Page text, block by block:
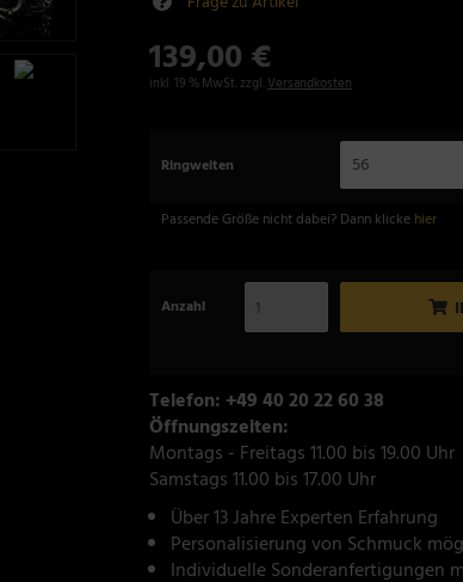
139,00 €
inkl. 19 % MwSt. zzgl. Versandkosten
Ringweiten 56
Passende Größe nicht dabei? Dann klicke hier
Anzahl
Telefon: +49 40 20 22 60 38
Öffnungszeiten:
Montags - Freitags 11.00 bis 19.00 Uhr
Samstags 11.00 bis 17.00 Uhr
Über 13 Jahre Experten Erfahrung
Personalisierung von Schmuck
Individuelle Sonderanfertigungen